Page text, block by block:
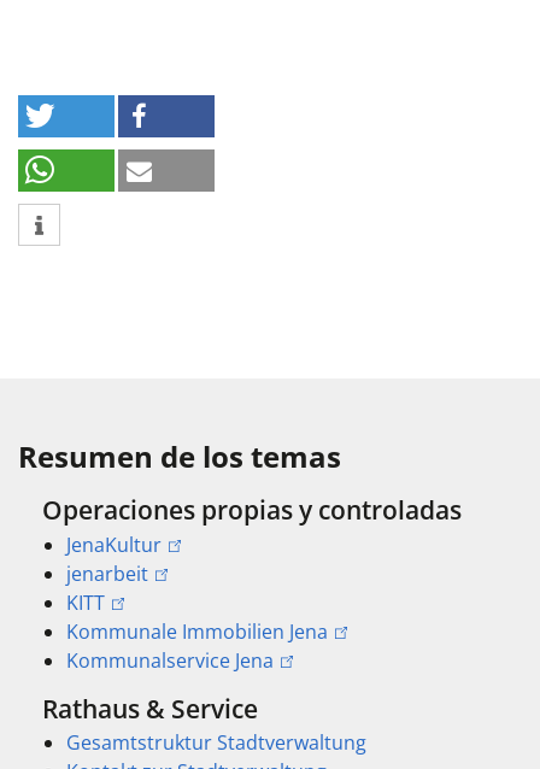
Resumen de los temas
Operaciones propias y controladas
JenaKultur
jenarbeit
KITT
Kommunale Immobilien Jena
Kommunalservice Jena
Rathaus & Service
Gesamtstruktur Stadtverwaltung